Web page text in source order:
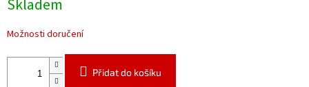
cena:
Skladem
Možnosti doručení
Přidat do košíku